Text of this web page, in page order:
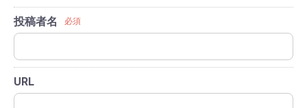
投稿者名 必須
URL